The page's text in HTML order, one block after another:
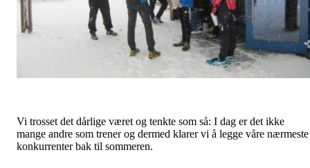
Vi trosset det dårlige været og tenkte som så: I dag er det ikke
mange andre som trener og dermed klarer vi å legge våre nærmeste
konkurrenter bak til sommeren.